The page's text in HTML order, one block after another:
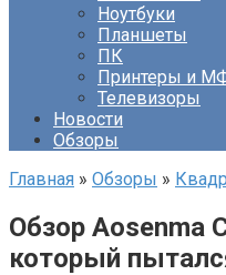
Ноутбуки
Планшеты
ПК
Принтеры и
Телевизоры
Новости
Обзоры
Главная » Обзоры »
Обзор Aosenma
который